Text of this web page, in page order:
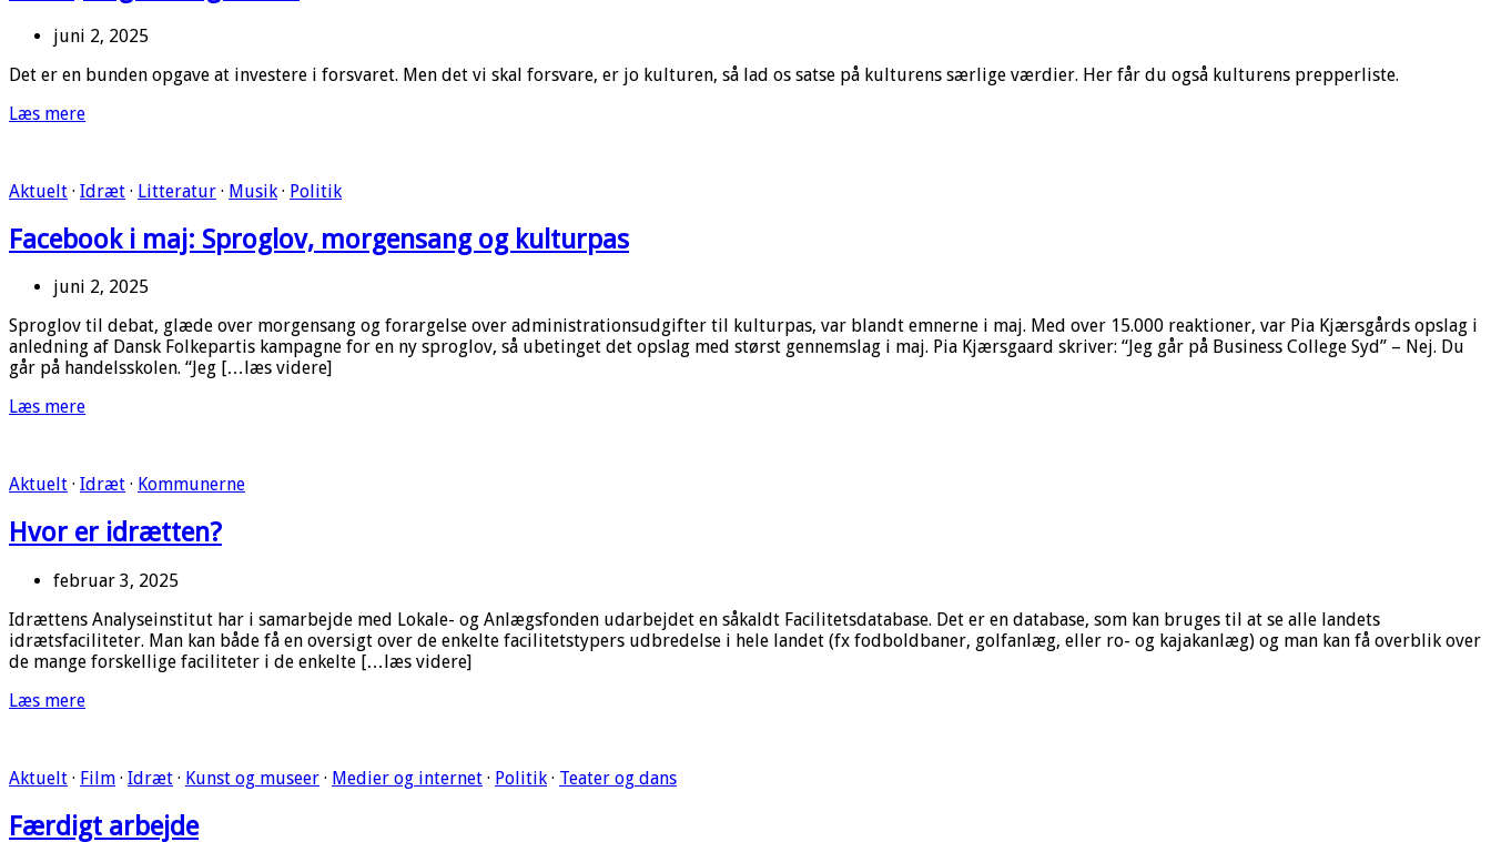
juni 2, 2025
Det er en bunden opgave at investere i forsvaret. Men det vi skal forsvare, er jo kulturen, så lad os satse på kulturens særlige værdier. Her får du også kulturens prepperliste.
Læs mere
Aktuelt · Idræt · Litteratur · Musik · Politik
Facebook i maj: Sproglov, morgensang og kulturpas
juni 2, 2025
Sproglov til debat, glæde over morgensang og forargelse over administrationsudgifter til kulturpas, var blandt emnerne i maj. Med over 15.000 reaktioner, var Pia Kjærsgårds opslag i
anledning af Dansk Folkepartis kampagne for en ny sproglov, så ubetinget det opslag med størst gennemslag i maj. Pia Kjærsgaard skriver: “Jeg går på Business College Syd” – Nej. Du
går på handelsskolen. “Jeg […læs videre]
Læs mere
Aktuelt · Idræt · Kommunerne
Hvor er idrætten?
februar 3, 2025
Idrættens Analyseinstitut har i samarbejde med Lokale- og Anlægsfonden udarbejdet en såkaldt Facilitetsdatabase. Det er en database, som kan bruges til at se alle landets
idrætsfaciliteter. Man kan både få en oversigt over de enkelte facilitetstypers udbredelse i hele landet (fx fodboldbaner, golfanlæg, eller ro- og kajakanlæg) og man kan få overblik over
de mange forskellige faciliteter i de enkelte […læs videre]
Læs mere
Aktuelt · Film · Idræt · Kunst og museer · Medier og internet · Politik · Teater og dans
Færdigt arbejde